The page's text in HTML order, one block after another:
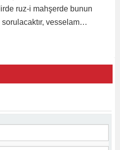
ruz-i mahşerde bunun
sorulacaktır, vesselam…